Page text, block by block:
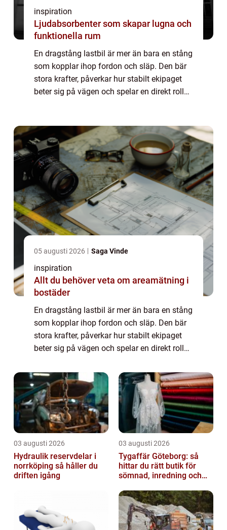
inspiration
Ljudabsorbenter som skapar lugna och
funktionella rum
En dragstång lastbil är mer än bara en stång
som kopplar ihop fordon och släp. Den bär
stora krafter, påverkar hur stabilt ekipaget
beter sig på vägen och spelar en direkt roll
05 augusti 2026 Saga Vinde
inspiration
Allt du behöver veta om areamätning i
bostäder
En dragstång lastbil är mer än bara en stång
som kopplar ihop fordon och släp. Den bär
stora krafter, påverkar hur stabilt ekipaget
beter sig på vägen och spelar en direkt roll
03 augusti 2026
Hydraulik reservdelar i
norrköping så håller du
driften igång
03 augusti 2026
Tygaffär Göteborg: så
hittar du rätt butik för
sömnad, inredning och